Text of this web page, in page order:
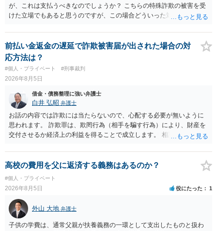
が、これは支払うべきなのでしょうか？ こちらの特殊詐欺の被害を受
けた立場でもあると思うのですが、この場合どういった対処が必要で
がいいとは思います。 そもそも、特殊詐欺関係なく旦那さんの行為
は法に触れる可能性もあります。 ＞100万を支払わず穏便に和解する
ことは可能でしょうか？ →一般的には難しいです。相談者さんも１０
０万円の被害を受けたとして、１円も払わないで和解したいと言われ
たら、 できるだけ重い刑罰を与えて欲しい、と思われるのではない
でしょうか。 ＞弁護士さんに入ってもらうことで支払額が下がること
はありますか？ そこはあり得ます、ただ、弁護士費用かけるならその
分賠償に回すことも考えられるので、 兼ね合いは考えてみましょう。
前払い金返金の遅延で詐欺被害届が出された場合の対
応方法は？
#個人・プライベート #刑事裁判
2026年8月5日
借金・債務整理に強い弁護士
白井 弘昭 弁護士
お話の内容では詐欺には当たらないので、心配する必要が無いように
思われます。 詐欺罪は、欺罔行為（相手を騙す行為）により、財産を
交付させるか経済上の利益を得ることで成立します。 相談者さんは、
ので、詐欺罪の実行行為性が無く罪に問うことはできません。 おそら
く、相手が真実を話せば警察も取り合わないと思いますが、虚偽の内
容を述べた場合は、捜査はあるかもしれません。 ただし、捜査におい
て、真実を説明すれば、「ちゃんと返しなさいよ」程度の注意で済む
ことだと思われます。 また、返せるお金が無いのであれば、返せない
のは致し方ありません。真摯に分割して支払うことを相手に告げてい
くのみでしょう。 以上、ご参考まで。
高校の費用を父に返済する義務はあるのか？
#個人・プライベート
2026年8月5日 役にたった 1
外山 大地 弁護士
子供の学費は、通常父親が扶養義務の一環として支出したものと扱わ